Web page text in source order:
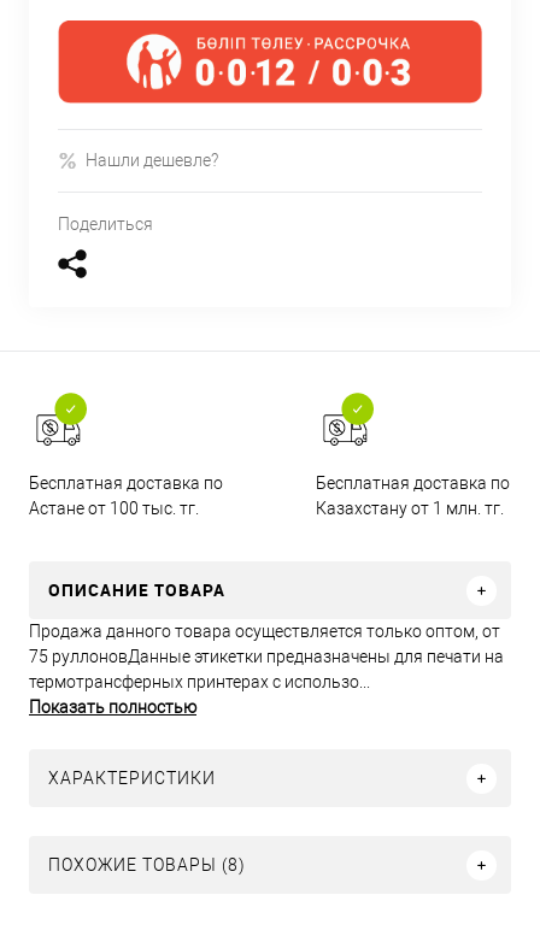
Нашли дешевле?
Поделиться
Бесплатная доставка по
Астане от 100 тыс. тг.
Бесплатная доставка по
Казахстану от 1 млн. тг.
ОПИСАНИЕ ТОВАРА
Продажа данного товара осуществляется только оптом, от
75 руллоновДанные этикетки предназначены для печати на
термотрансферных принтерах с использо...
Показать полностью
ХАРАКТЕРИСТИКИ
ПОХОЖИЕ ТОВАРЫ (8)